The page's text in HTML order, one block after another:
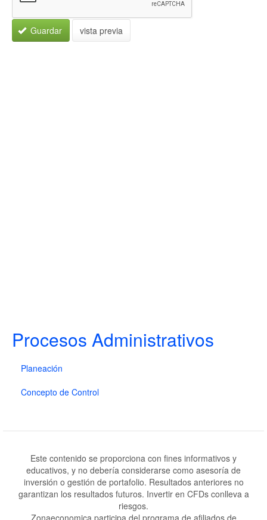
Guardar vista previa
Procesos Administrativos
Planeación
Concepto de Control
Este contenido se proporciona con fines informativos y
educativos, y no debería considerarse como asesoría de
inversión o gestión de portafolio. Resultados anteriores no
garantizan los resultados futuros. Invertir en CFDs conlleva a
riesgos.